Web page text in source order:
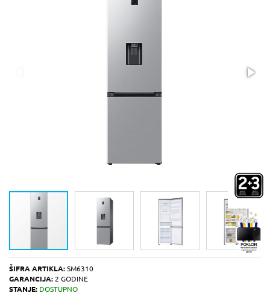
ŠIFRA ARTIKLA: SM6310
GARANCIJA: 2 GODINE
STANJE: DOSTUPNO